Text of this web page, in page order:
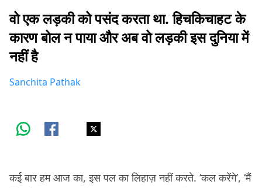
वो एक लड़की को पसंद करता था. हिचकिचाहट के
कारण बोल न पाया और अब वो लड़की इस दुनिया में
नहीं है
Sanchita Pathak
कई बार हम आज का, इस पल का लिहाज़ नहीं करते. ‘कल करेंगे’, ‘मैं